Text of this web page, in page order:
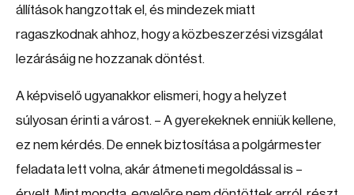
állítások hangzottak el, és mindezek miatt
ragaszkodnak ahhoz, hogy a közbeszerzési vizsgálat
lezárásáig ne hozzanak döntést.
A képviselő ugyanakkor elismeri, hogy a helyzet
súlyosan érinti a várost. – A gyerekeknek enniük kellene,
ez nem kérdés. De ennek biztosítása a polgármester
feladata lett volna, akár átmeneti megoldással is –